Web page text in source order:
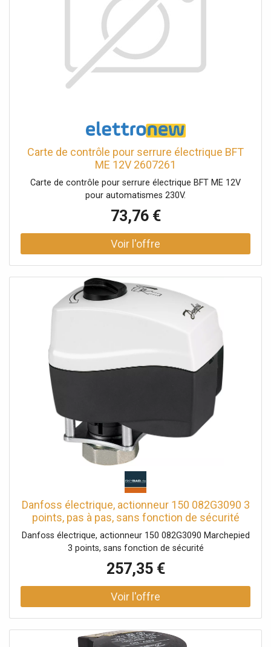
Carte de contrôle pour serrure électrique BFT
ME 12V 2607261
Carte de contrôle pour serrure électrique BFT ME 12V
pour automatismes 230V.
73,76 €
Danfoss électrique, actionneur 150 082G3090 3
points, pas à pas, sans fonction de sécurité
Danfoss électrique, actionneur 150 082G3090 Marchepied
3 points, sans fonction de sécurité
257,35 €